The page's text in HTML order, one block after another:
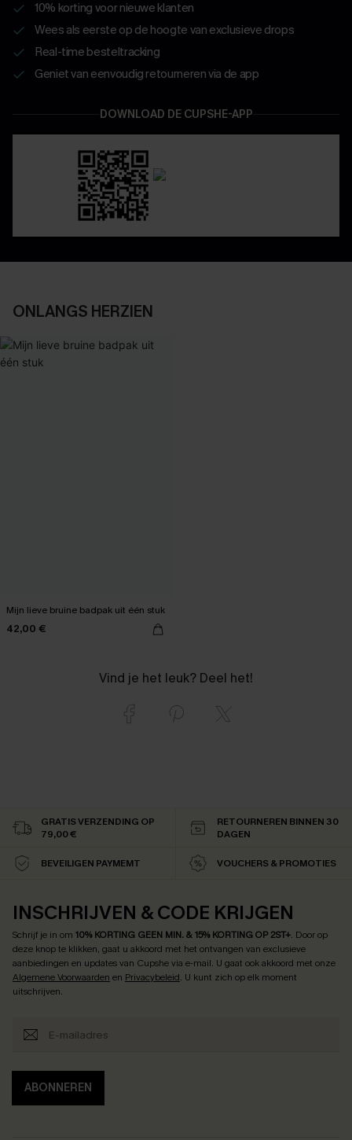
10% korting voor nieuwe klanten
Wees als eerste op de hoogte van exclusieve drops
Real-time besteltracking
Geniet van eenvoudig retourneren via de app
DOWNLOAD DE CUPSHE-APP
ONLANGS HERZIEN
Mijn lieve bruine badpak uit één stuk
42,00 €
Vind je het leuk? Deel het!
GRATIS VERZENDING OP
79,00 €
RETOURNEREN BINNEN 30
DAGEN
BEVEILIGEN PAYMEMT VOUCHERS & PROMOTIES
INSCHRIJVEN & CODE KRIJGEN
Schrijf je in om 10% KORTING GEEN MIN. & 15% KORTING OP 2ST+. Door op
deze knop te klikken, gaat u akkoord met het ontvangen van exclusieve
aanbiedingen en updates van Cupshe via e-mail. U gaat ook akkoord met onze
Algemene Voorwaarden en Privacybeleid. U kunt zich op elk moment
uitschrijven.
ABONNEREN